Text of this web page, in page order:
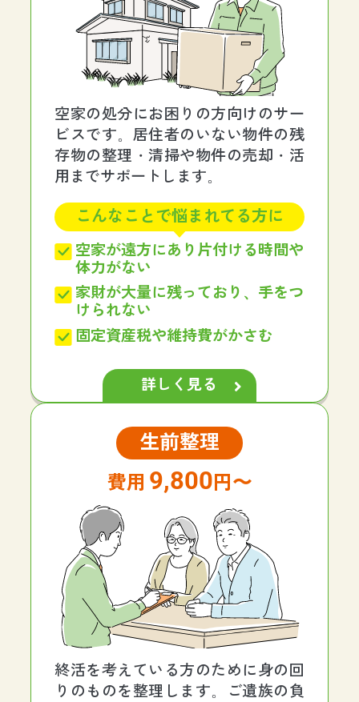
空家の処分にお困りの方向けのサー
ビスです。居住者のいない物件の残
存物の整理・清掃や物件の売却・活
用までサポートします。
こんなことで悩まれてる方に
空家が遠方にあり片付ける時間や
体力がない
家財が大量に残っており、手をつ
けられない
固定資産税や維持費がかさむ
詳しく見る
生前整理
9,800 円〜
終活を考えている方のために身の回
りのものを整理します。ご遺族の負